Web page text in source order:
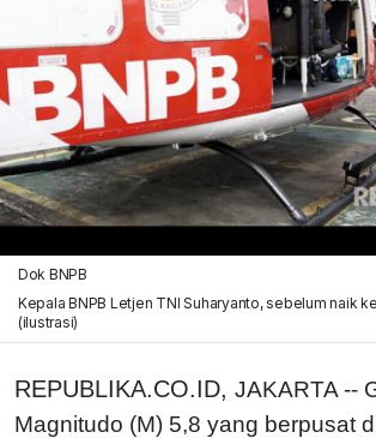
Dok BNPB
Kepala BNPB Letjen TNI Suharyanto, sebelum naik
(ilustrasi)
REPUBLIKA.CO.ID, JAKARTA --
Magnitudo (M) 5,8 yang berpusat